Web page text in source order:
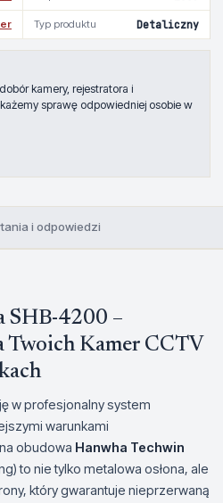
Typ produktu Detaliczny
kamery, rejestratora i
sprawę odpowiedniej osobie w
i odpowiedzi
SHB-4200 –
Twoich Kamer CCTV
w profesjonalny system
warunkami
obudowa Hanwha Techwin
to nie tylko metalowa osłona, ale
który gwarantuje nieprzerwaną